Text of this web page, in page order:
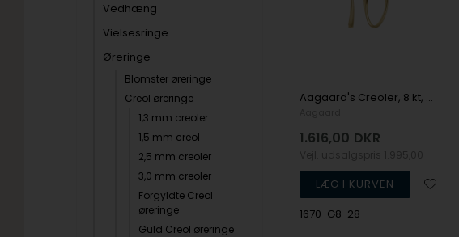
Vedhæng
Vielsesringe
Øreringe
Blomster øreringe
Creol øreringe
1,3 mm creoler
1,5 mm creol
2,5 mm creoler
3,0 mm creoler
Forgyldte Creol
øreringe
Guld Creol øreringe
Aagaard's Creoler, 8 kt, 30 x 20 mm
1.616,00 DKR
1670-G8-28